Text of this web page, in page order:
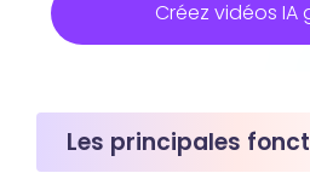
Créez vidéos IA
Les principales